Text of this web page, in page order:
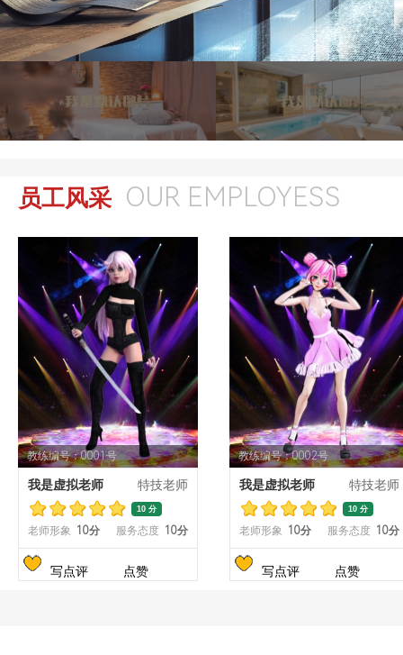
员工风采 OUR EMPLOYESS
教练编号：0001号
我是虚拟老师 特技老师
10 分
老师形象 10分 服务态度 10分
写点评 点赞
教练编号：0002号
我是虚拟老师 特技老师
10 分
老师形象 10分 服务态度 10分
写点评 点赞